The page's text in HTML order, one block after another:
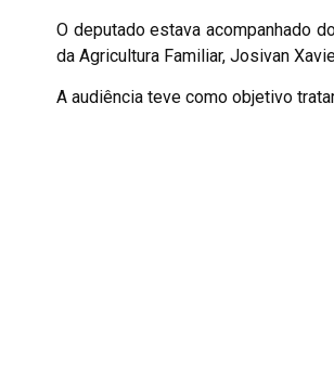
O deputado estava acompanhado
da Agricultura Familiar, Josivan
A audiência teve como objetivo